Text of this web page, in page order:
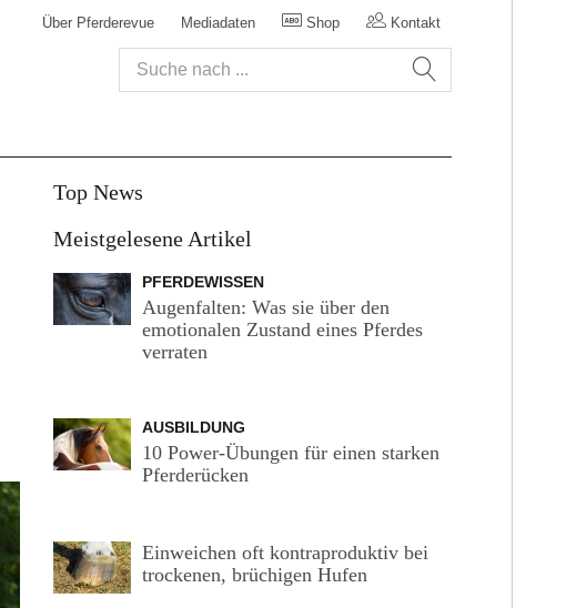
Über Pferderevue Mediadaten Shop Kontakt
Top News
Meistgelesene Artikel
PFERDEWISSEN
Augenfalten: Was sie über den
emotionalen Zustand eines Pferdes
verraten
AUSBILDUNG
10 Power-Übungen für einen starken
Pferderücken
Einweichen oft kontraproduktiv bei
trockenen, brüchigen Hufen